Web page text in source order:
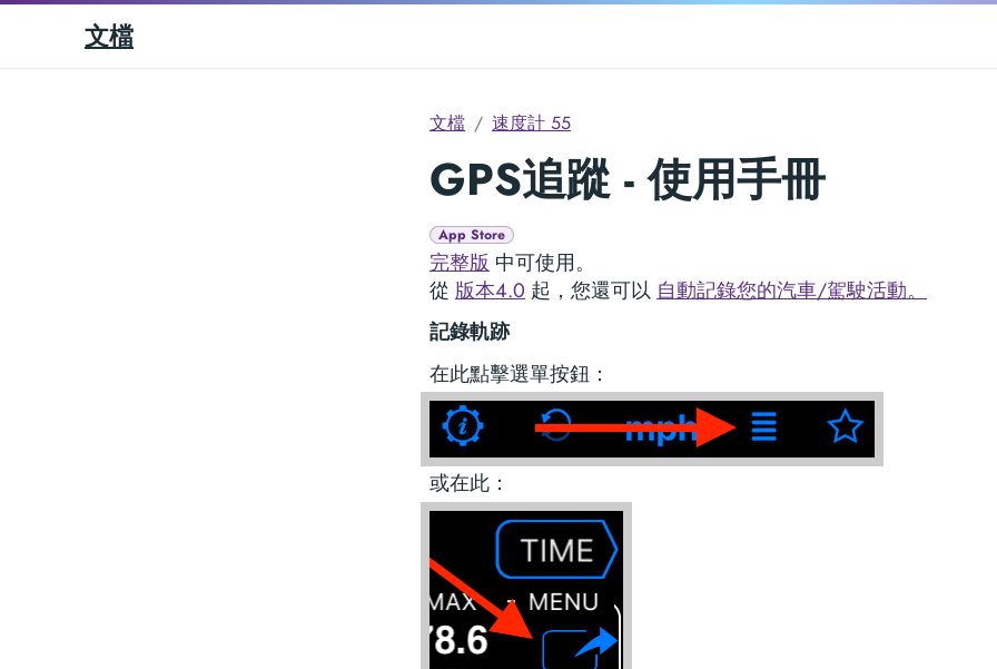
文檔
文檔 速度計 55
GPS追蹤 - 使用手冊
App Store
完整版 中可使用。
從 版本4.0 起，您還可以 自動記錄您的汽車/駕駛活動。
記錄軌跡
在此點擊選單按鈕：
或在此：